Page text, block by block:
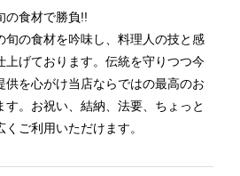
の食材で勝負!!
旬の食材を吟味し、料理人の技と感
上げております。伝統を守りつつ今
供を心がけ当店ならではの最高のお
す。お祝い、結納、法要、ちょっと
ご利用いただけます。